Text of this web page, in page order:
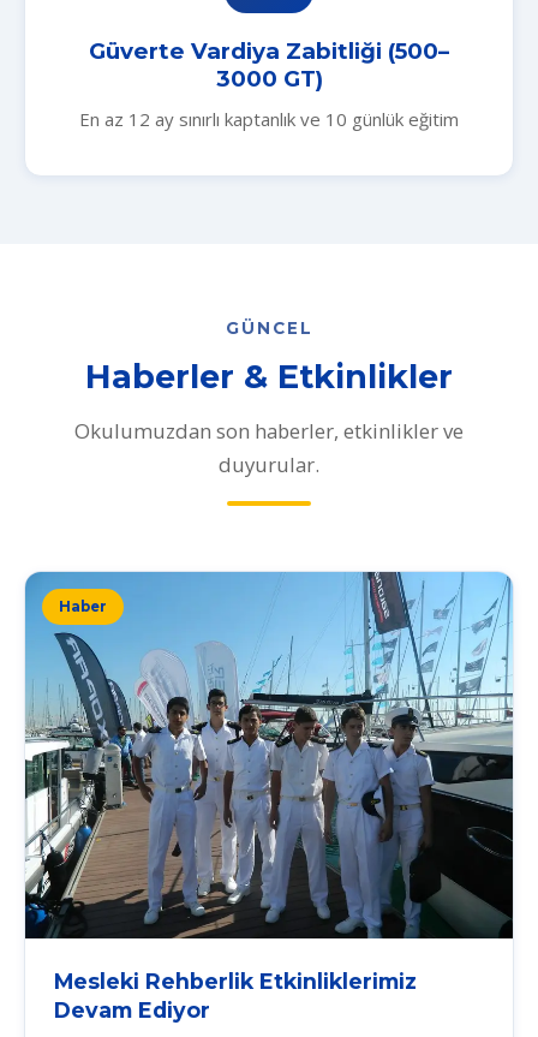
Güverte Vardiya Zabitliği (500–
3000 GT)
En az 12 ay sınırlı kaptanlık ve 10 günlük eğitim
GÜNCEL
Haberler & Etkinlikler
Okulumuzdan son haberler, etkinlikler ve
duyurular.
Haber
Mesleki Rehberlik Etkinliklerimiz
Devam Ediyor